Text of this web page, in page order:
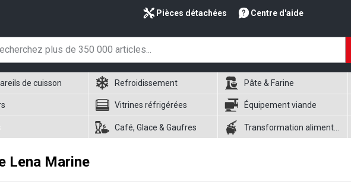
Pièces détachées Centre d'aide
de cuisson Refroidissement Pâte & Farine
Vitrines réfrigérées Équipement viande
Café, Glace & Gaufres
Lena Marine